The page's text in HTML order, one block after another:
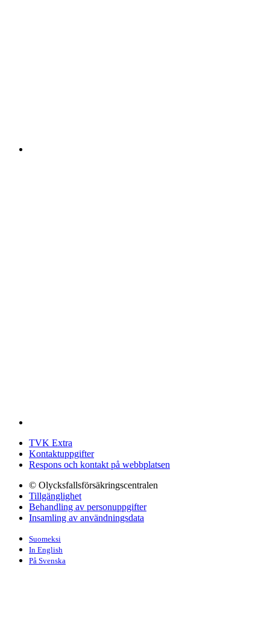
TVK Extra
Kontaktuppgifter
Respons och kontakt på webbplatsen
© Olycksfallsförsäkringscentralen
Tillgänglighet
Behandling av personuppgifter
Insamling av användningsdata
Suomeksi
In English
På Svenska